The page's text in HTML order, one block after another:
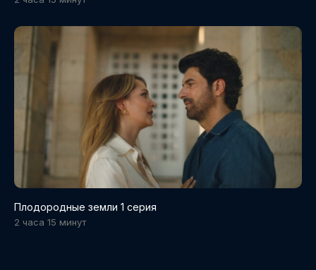
Плодородные земли 1 серия
2 часа 15 минут